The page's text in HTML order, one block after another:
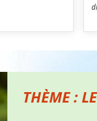
THÈME :